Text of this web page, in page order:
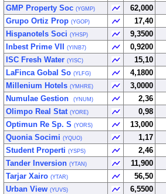
GMP Property Soc (YGMP) 62,000
Grupo Ortiz Prop (YGOP) 17,40
Hispanotels Soci (YHSP) 9,3500
Inbest Prime VII (YINB7) 0,9200
ISC Fresh Water (YISC) 15,10
LaFinca Gobal So (YLFG) 4,1800
Millenium Hotels (YMHRE) 3,0000
Numulae Gestion (YNUM) 2,36
Olimpo Real Stat (YORE) 0,98
Optimun Re Sp. S (YORS) 13,000
Quonia Socimi (YQUO) 1,17
Student Properti (YSPS) 2,46
Tander Inversion (YTAN) 11,900
Tarjar Xairo (YTAR) 56,50
Urban View (YUVS) 6,5500